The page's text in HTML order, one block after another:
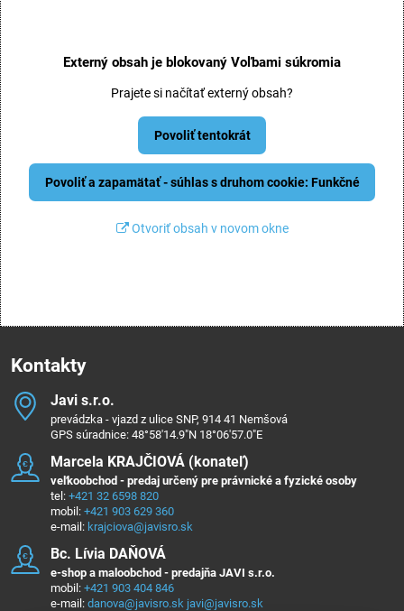
Externý obsah je blokovaný Voľbami súkromia
Prajete si načítať externý obsah?
Povoliť tentokrát
Povoliť a zapamätať - súhlas s druhom cookie: Funkčné
Otvoriť obsah v novom okne
Kontakty
Javi s​.r​.o​.
prevádzka - vjazd z ulice SNP, 914 41 Nemšová
GPS súradnice: 48°58'14.9"N 18°06'57.0"E
Marcela KRAJČIOVÁ (konateľ)
veľkoobchod - predaj určený pre právnické a fyzické osoby
tel: +421 32 6598 820
mobil: +421 903 629 360
e-mail: krajciova@javisro.sk
Bc​. Lívia DAŇOVÁ
e-shop a maloobchod - predajňa JAVI s.r.o.
mobil: +421 903 404 846
e-mail: danova@javisro.sk javi@javisro.sk